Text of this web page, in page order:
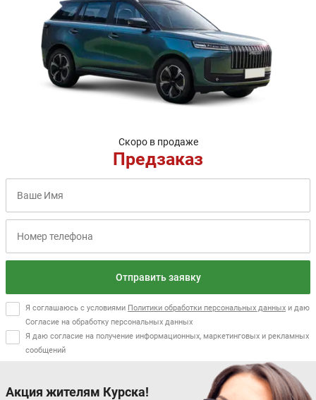
Скоро в продаже
Предзаказ
Отправить заявку
Я соглашаюсь с условиями Политики обработки персональных данных и даю
Согласие на обработку персональных данных
Я даю согласие на получение информационных, маркетинговых и рекламных
сообщений
Акция жителям Курска!